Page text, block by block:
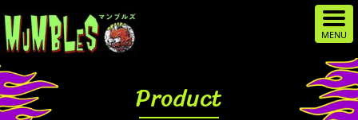
Product